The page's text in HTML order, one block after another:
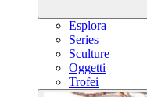
Esplora
Series
Sculture
Oggetti
Trofei